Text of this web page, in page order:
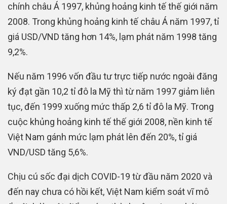
chính châu Á 1997, khủng hoảng kinh tế thế giới năm
2008. Trong khủng hoảng kinh tế châu Á năm 1997, tỉ
giá USD/VND tăng hơn 14%, lạm phát năm 1998 tăng
9,2%.
Nếu năm 1996 vốn đầu tư trực tiếp nước ngoài đăng
ký đạt gần 10,2 tỉ đô la Mỹ thì từ năm 1997 giảm liên
tục, đến 1999 xuống mức thấp 2,6 tỉ đô la Mỹ. Trong
cuộc khủng hoảng kinh tế thế giới 2008, nền kinh tế
Việt Nam gánh mức lạm phát lên đến 20%, tỉ giá
VND/USD tăng 5,6%.
Chịu cú sốc đại dịch COVID-19 từ đầu năm 2020 và
đến nay chưa có hồi kết, Việt Nam kiểm soát vĩ mô